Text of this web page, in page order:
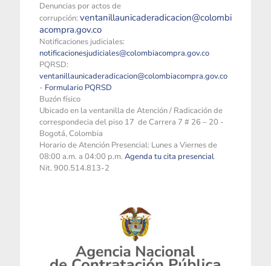
Denuncias por actos de
corrupción: ventanillaunicaderadicacion@colombi
acompra.gov.co
Notificaciones judiciales:
notificacionesjudiciales@colombiacompra.gov.co
PQRSD:
ventanillaunicaderadicacion@colombiacompra.gov.co
- Formulario PQRSD
Buzón físico
Ubicado en la ventanilla de Atención / Radicación de
correspondecia del piso 17 de Carrera 7 # 26 – 20 -
Bogotá, Colombia
Horario de Atención Presencial: Lunes a Viernes de
08:00 a.m. a 04:00 p.m. Agenda tu cita presencial
Nit. 900.514.813-2